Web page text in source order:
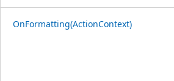
OnFormatting(ActionContext)